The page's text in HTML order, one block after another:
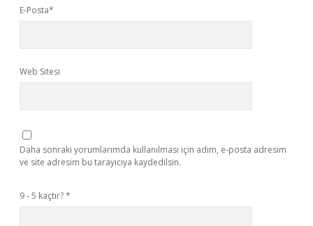
E-Posta*
Web Sitesi
Daha sonraki yorumlarımda kullanılması için adım, e-posta adresim
ve site adresim bu tarayıcıya kaydedilsin.
9 - 5 kaçtır?*